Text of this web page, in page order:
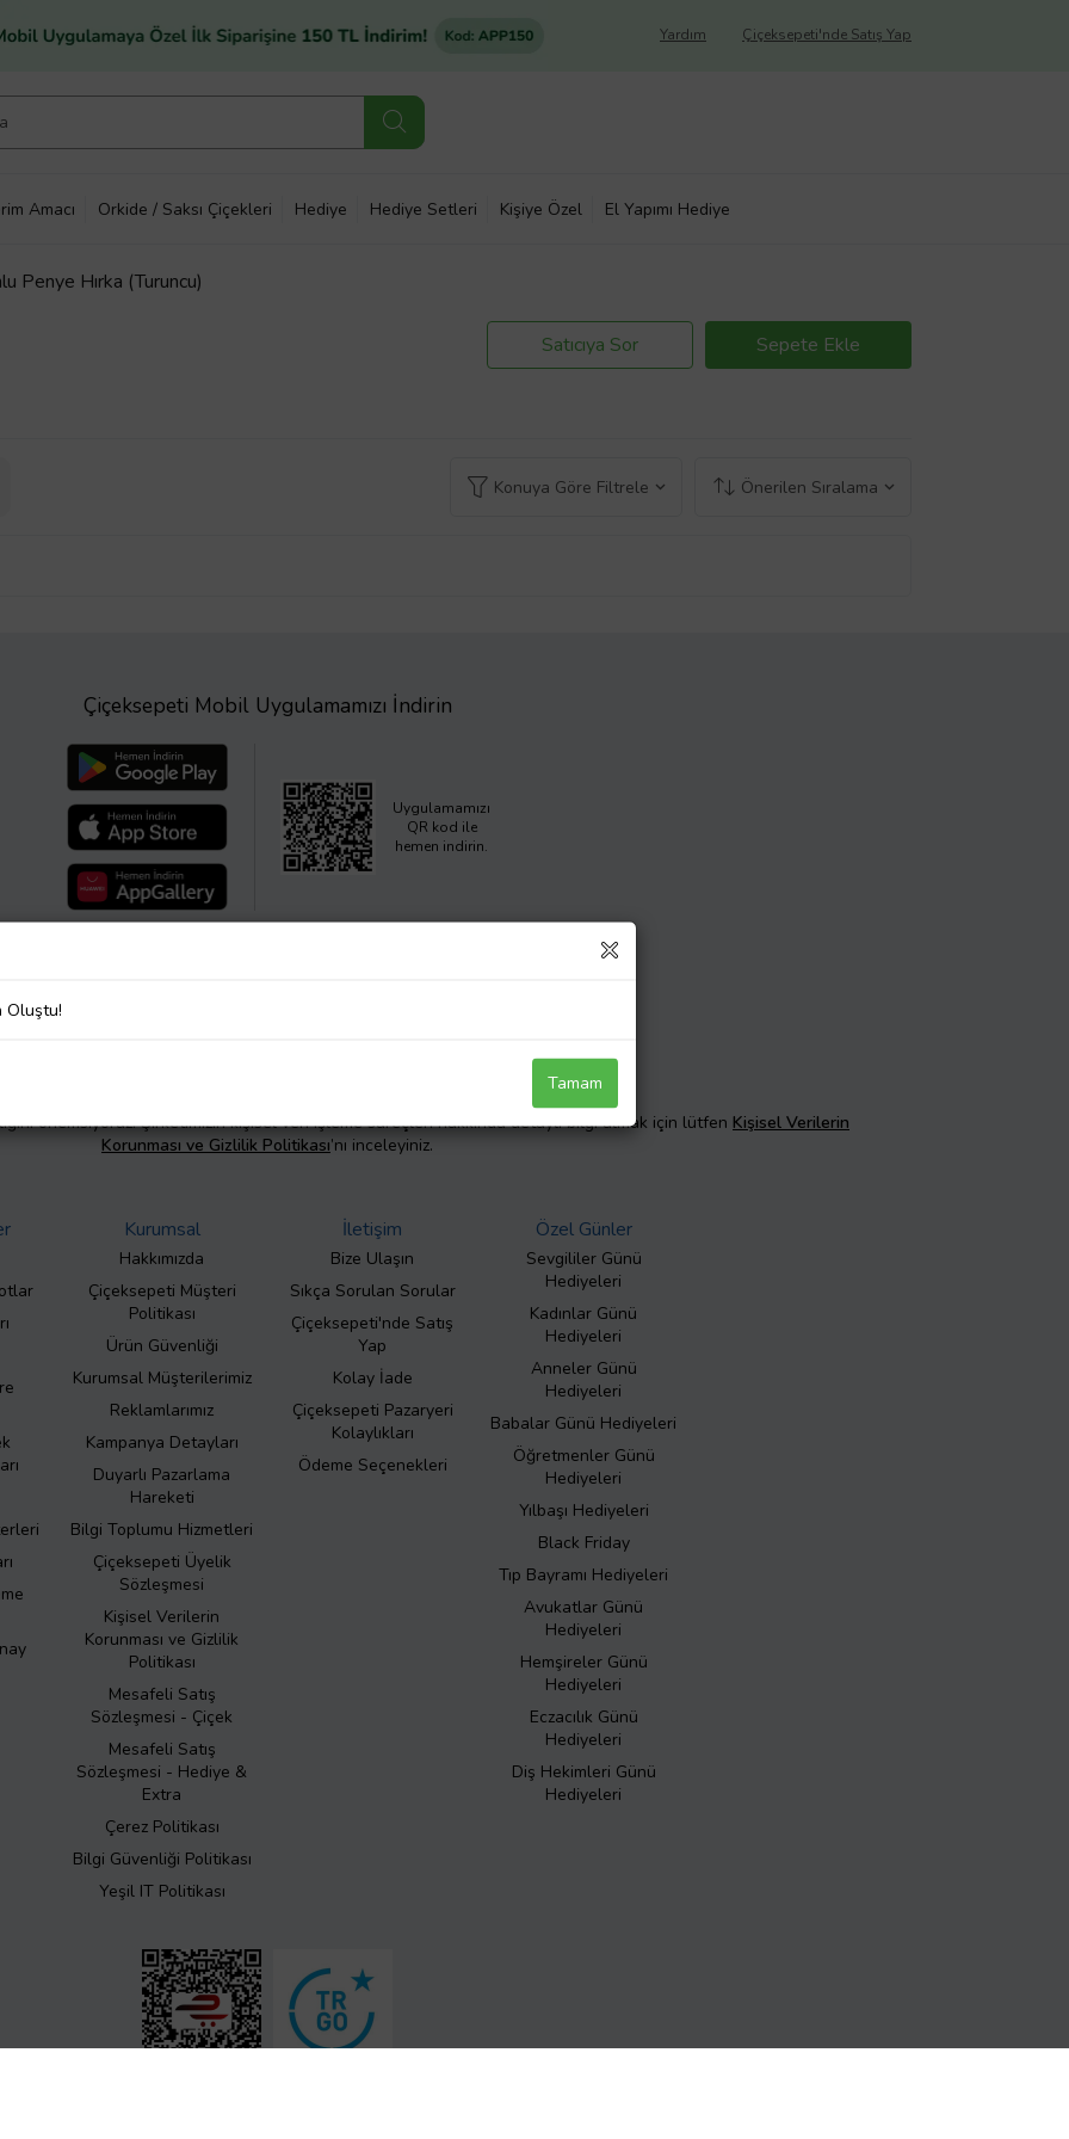
Çiçeksepeti'nde Satış Yap
Yardım
Amacı Orkide / Saksı Çiçekleri Hediye Hediye Setleri Kişiye Özel El Yapımı Hediye
Penye Hırka (Turuncu)
Satıcıya Sor Sepete Ekle
Konuya Göre Filtrele Önerilen Sıralama
Çiçeksepeti Mobil Uygulamamızı İndirin
Uygulamamızı
QR kod ile
hemen indirin.
önemsiyoruz. Şirketimizin kişisel veri işleme süreçleri hakkında detaylı bilgi almak için lütfen Kişisel Verilerin
Korunması ve Gizlilik Politikası’nı inceleyiniz.
Kurumsal
Hakkımızda
Çiçeksepeti Müşteri
Politikası
Ürün Güvenliği
Kurumsal Müşterilerimiz
Reklamlarımız
Kampanya Detayları
Duyarlı Pazarlama
Hareketi
Bilgi Toplumu Hizmetleri
Çiçeksepeti Üyelik
Sözleşmesi
Kişisel Verilerin
Korunması ve Gizlilik
Politikası
Mesafeli Satış
Sözleşmesi - Çiçek
Mesafeli Satış
Sözleşmesi - Hediye &
Extra
Çerez Politikası
Bilgi Güvenliği Politikası
Yeşil IT Politikası
İletişim
Bize Ulaşın
Sıkça Sorulan Sorular
Çiçeksepeti'nde Satış
Yap
Kolay İade
Çiçeksepeti Pazaryeri
Kolaylıkları
Ödeme Seçenekleri
Özel Günler
Sevgililer Günü
Hediyeleri
Kadınlar Günü
Hediyeleri
Anneler Günü
Hediyeleri
Babalar Günü Hediyeleri
Öğretmenler Günü
Hediyeleri
Yılbaşı Hediyeleri
Black Friday
Tıp Bayramı Hediyeleri
Avukatlar Günü
Hediyeleri
Hemşireler Günü
Hediyeleri
Eczacılık Günü
Hediyeleri
Diş Hekimleri Günü
Hediyeleri
Oluştu!
Tamam